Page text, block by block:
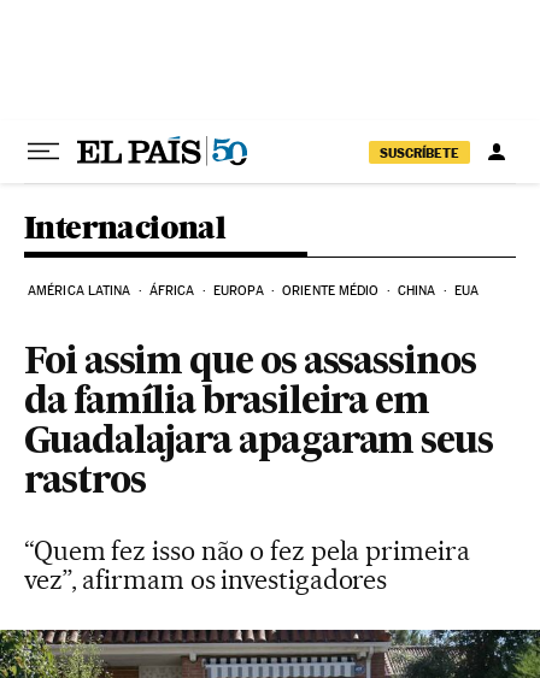
SUSCRÍBETE
Internacional
AMÉRICA LATINA ÁFRICA EUROPA ORIENTE MÉDIO CHINA EUA
Foi assim que os assassinos
da família brasileira em
Guadalajara apagaram seus
rastros
“Quem fez isso não o fez pela primeira
vez”, afirmam os investigadores